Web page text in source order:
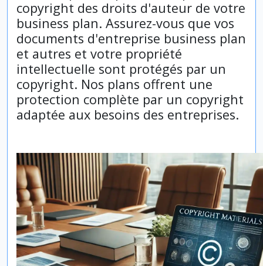
copyright des droits d'auteur de votre
business plan. Assurez-vous que vos
documents d'entreprise business plan
et autres et votre propriété
intellectuelle sont protégés par un
copyright. Nos plans offrent une
protection complète par un copyright
adaptée aux besoins des entreprises.